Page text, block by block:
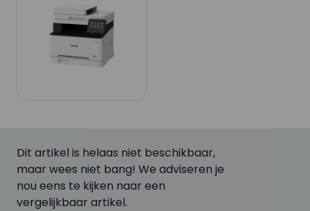
Dit artikel is helaas niet beschikbaar,
maar wees niet bang! We adviseren je
nou eens te kijken naar een
vergelijkbaar artikel.